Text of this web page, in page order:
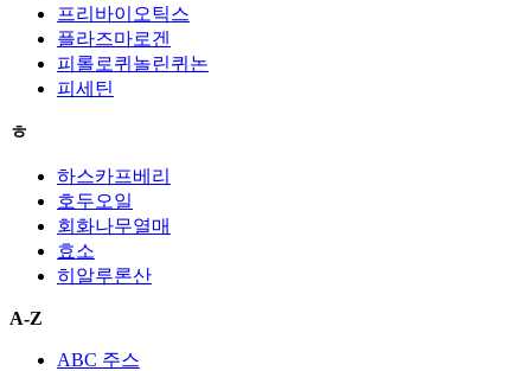
프리바이오틱스
플라즈마로겐
피롤로퀴놀린퀴논
피세틴
ㅎ
하스카프베리
호두오일
회화나무열매
효소
히알루론산
A-Z
ABC 주스